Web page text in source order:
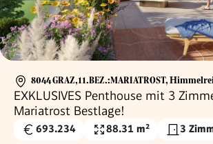
8044 GRAZ,11.BEZ.:MARIATROST,
EXKLUSIVES Penthouse mit 3
Mariatrost Bestlage!
Kaufpreis
693.234
Wohnfläche
88.31 m² 3